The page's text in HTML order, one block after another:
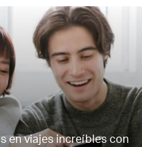
en viajes increíbles con